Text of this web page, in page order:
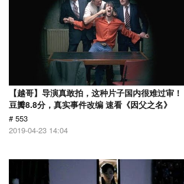
【越哥】导演真敢拍，这种片子国内很难过审！
豆瓣8.8分，真实事件改编 速看《因父之名》
# 553
2019-04-23 14:04